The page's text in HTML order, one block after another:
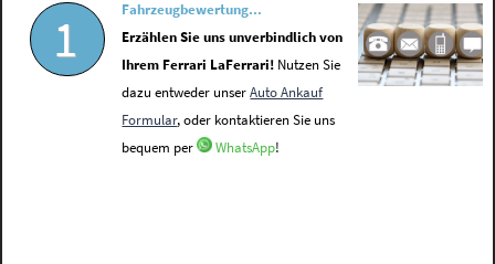
1
Fahrzeugbewertung...
Erzählen Sie uns unverbindlich von
Ihrem Ferrari LaFerrari! Nutzen Sie
dazu entweder unserAuto Ankauf
Formular, oder kontaktieren Sie uns
bequem per
WhatsApp!